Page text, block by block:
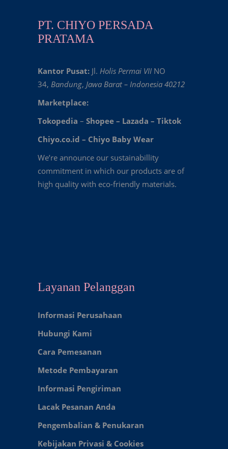
PT. CHIYO PERSADA
PRATAMA
Kantor Pusat: Jl. Holis Permai VII NO
34, Bandung, Jawa Barat – Indonesia 40212
Marketplace:
Tokopedia – Shopee – Lazada – Tiktok
Chiyo.co.id – Chiyo Baby Wear
We’re announce our sustainabillity
commitment in which our products are of
high quality with eco-friendly materials.
Layanan Pelanggan
Informasi Perusahaan
Hubungi Kami
Cara Pemesanan
Metode Pembayaran
Informasi Pengiriman
Lacak Pesanan Anda
Pengembalian & Penukaran
Kebijakan Privasi & Cookies